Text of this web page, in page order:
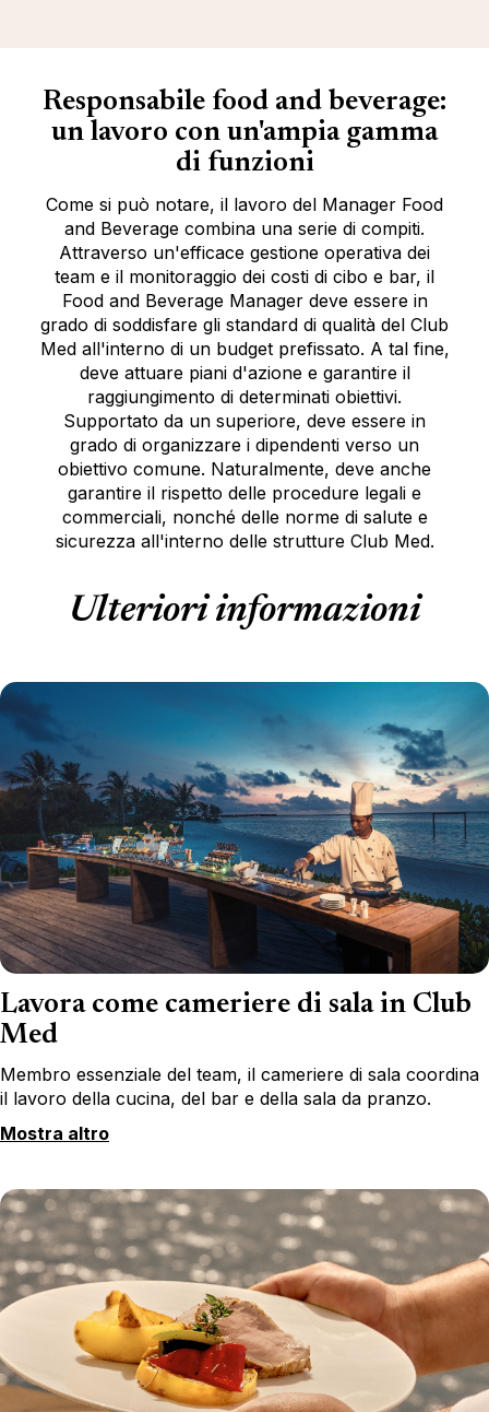
Responsabile food and beverage:
un lavoro con un'ampia gamma
di funzioni
Come si può notare, il lavoro del Manager Food
and Beverage combina una serie di compiti.
Attraverso un'efficace gestione operativa dei
team e il monitoraggio dei costi di cibo e bar, il
Food and Beverage Manager deve essere in
grado di soddisfare gli standard di qualità del Club
Med all'interno di un budget prefissato. A tal fine,
deve attuare piani d'azione e garantire il
raggiungimento di determinati obiettivi.
Supportato da un superiore, deve essere in
grado di organizzare i dipendenti verso un
obiettivo comune. Naturalmente, deve anche
garantire il rispetto delle procedure legali e
commerciali, nonché delle norme di salute e
sicurezza all'interno delle strutture Club Med.
Ulteriori informazioni
Lavora come cameriere di sala in Club
Med
Membro essenziale del team, il cameriere di sala coordina
il lavoro della cucina, del bar e della sala da pranzo.
Mostra altro